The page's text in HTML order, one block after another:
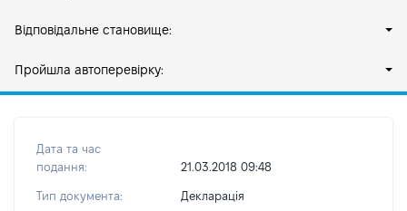
Відповідальне становище:
Пройшла автоперевірку:
Дата та час
подання:
21.03.2018 09:48
Тип документа: Декларація